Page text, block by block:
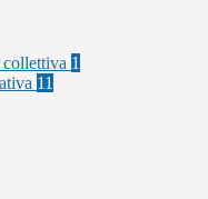
1
11